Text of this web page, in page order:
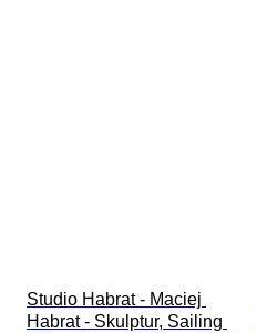
Studio Habrat - Maciej
Habrat - Skulptur, Sailing